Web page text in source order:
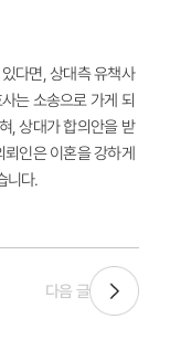
다면, 상대측 유책사
는 소송으로 가게 되
, 상대가 합의안을 받
인은 이혼을 강하게
니다.
다음 글